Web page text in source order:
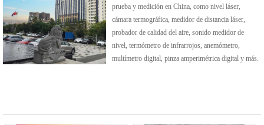
prueba y medición en China, como nivel láser,
cámara termográfica, medidor de distancia láser,
probador de calidad del aire, sonido medidor de
nivel, termómetro de infrarrojos, anemómetro,
multímetro digital, pinza amperimétrica digital y más.